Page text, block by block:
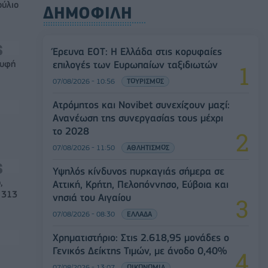
ΔΗΜΟΦΙΛΗ
Έρευνα ΕΟΤ: Η Ελλάδα στις κορυφαίες
επιλογές των Ευρωπαίων ταξιδιωτών
07/08/2026 - 10:56 ΤΟΥΡΙΣΜΟΣ
Ατρόμητος και Novibet συνεχίζουν μαζί:
Ανανέωση της συνεργασίας τους μέχρι
το 2028
07/08/2026 - 11:50 ΑΘΛΗΤΙΣΜΟΣ
Υψηλός κίνδυνος πυρκαγιάς σήμερα σε
Αττική, Κρήτη, Πελοπόννησο, Εύβοια και
νησιά του Αιγαίου
07/08/2026 - 08:30 ΕΛΛΑΔΑ
Χρηματιστήριο: Στις 2.618,95 μονάδες ο
Γενικός Δείκτης Τιμών, με άνοδο 0,40%